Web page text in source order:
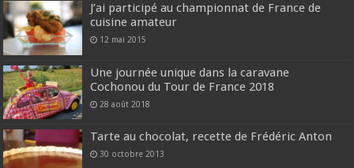
J’ai participé au championnat de France de
cuisine amateur
12 mai 2015
Une journée unique dans la caravane
Cochonou du Tour de France 2018
28 août 2018
Tarte au chocolat, recette de Frédéric Anton
30 octobre 2013